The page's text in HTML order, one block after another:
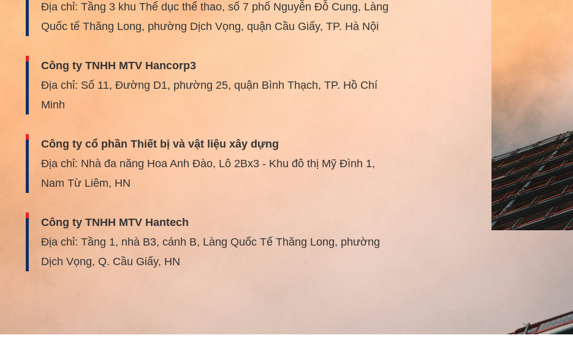
Địa chỉ: Tầng 3 khu Thể dục thể thao, số 7 phố Nguyễn Đỗ Cung, Làng
Quốc tế Thăng Long, phường Dịch Vọng, quận Cầu Giấy, TP. Hà Nội
Công ty TNHH MTV Hancorp3
Địa chỉ: Số 11, Đường D1, phường 25, quận Bình Thạch, TP. Hồ Chí
Minh
Công ty cổ phần Thiết bị và vật liệu xây dựng
Địa chỉ: Nhà đa năng Hoa Anh Đào, Lô 2Bx3 - Khu đô thị Mỹ Đình 1,
Nam Từ Liêm, HN
Công ty TNHH MTV Hantech
Địa chỉ: Tầng 1, nhà B3, cánh B, Làng Quốc Tế Thăng Long, phường
Dịch Vọng, Q. Cầu Giấy, HN